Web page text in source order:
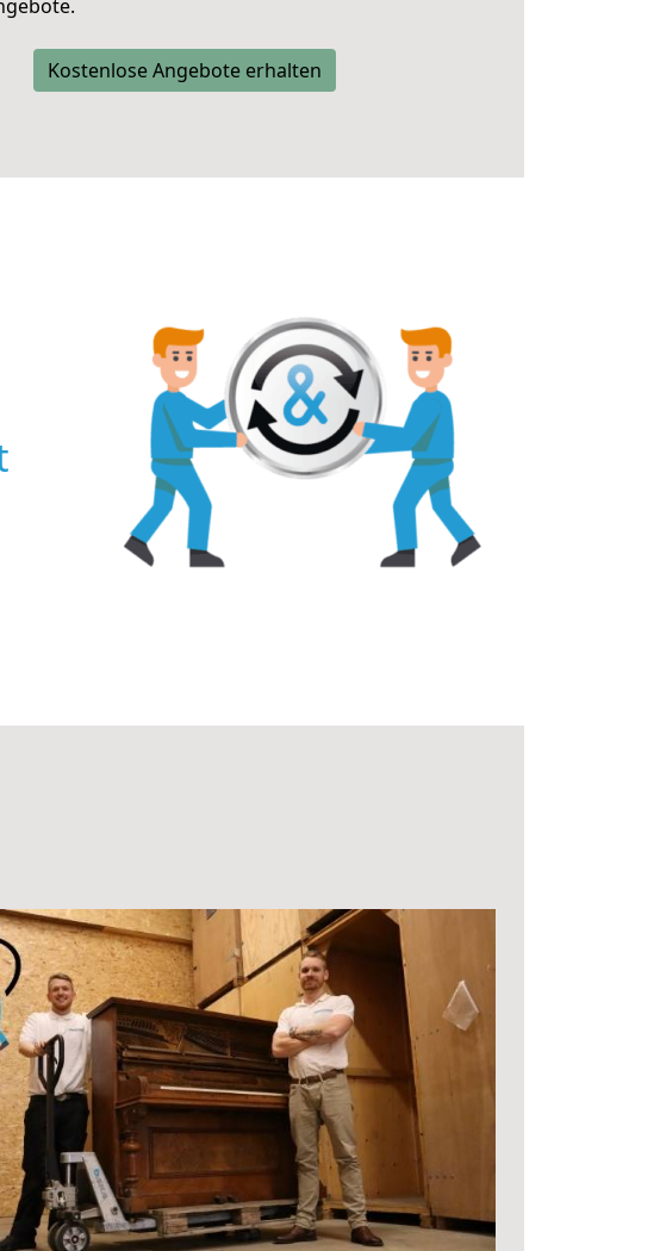
Kostenlose Angebote erhalten